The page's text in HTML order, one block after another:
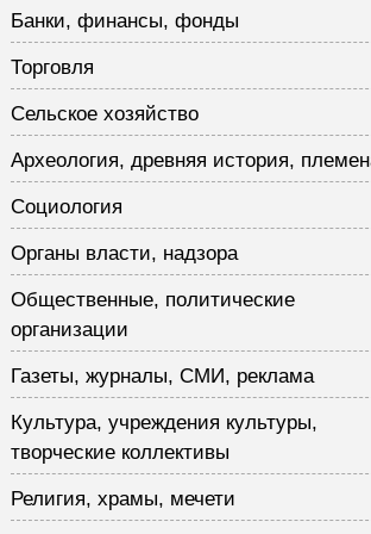
Банки, финансы, фонды
Торговля
Сельское хозяйство
Археология, древняя история,
Социология
Органы власти, надзора
Общественные, политические
организации
Газеты, журналы, СМИ, реклама
Культура, учреждения культуры,
творческие коллективы
Религия, храмы, мечети